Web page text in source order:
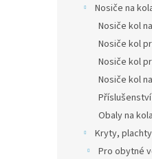
Nosiče na
Nosiče kol
Nosiče kol
Nosiče kol
Nosiče kol
Příslušenství
Obaly na kola
Kryty,
Pro obytné